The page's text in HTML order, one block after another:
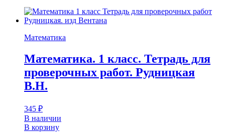
Математика
Математика. 1 класс. Тетрадь для
проверочных работ. Рудницкая
В.Н.
345 ₽
В наличии
В корзину